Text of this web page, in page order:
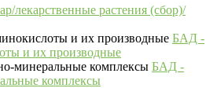
лекарственные растения (сбор)/
БАД -
и их производные
БАД -
комплексы